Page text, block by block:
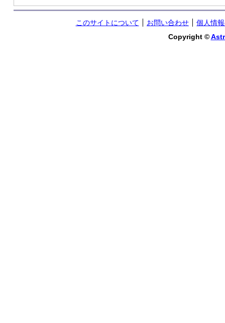
このサイトについて お問い合わせ
個人情
Copyright ©